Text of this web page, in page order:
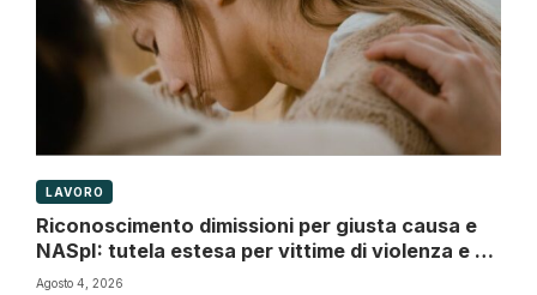
LAVORO
Riconoscimento dimissioni per giusta causa e
NASpI: tutela estesa per vittime di violenza e di
atti persecutori
Agosto 4, 2026